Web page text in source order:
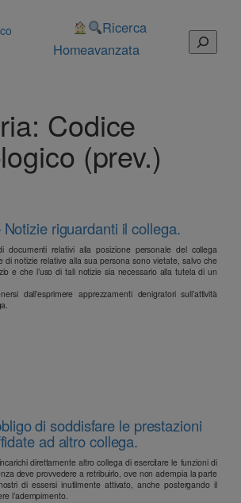
Home
Ricerca
avanzata
Cerca
Codice
(prev.)
riguardanti il collega.
documenti relativi alla posizione personale del collega
di notizie relative alla sua persona sono vietate, salvo che
e che l’uso di tali notizie sia necessario alla tutela di un
dall’esprimere apprezzamenti denigratori sull’attività
di soddisfare le prestazioni
ad altro collega.
direttamente altro collega di esercitare le funzioni di
deve provvedere a retribuirlo, ove non adempia la parte
di essersi inutilmente attivato, anche postergando il
l’adempimento.